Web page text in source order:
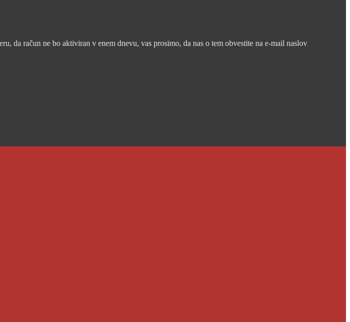
da račun ne bo aktiviran v enem dnevu, vas prosimo, da nas o tem obvestite na e-mail naslov